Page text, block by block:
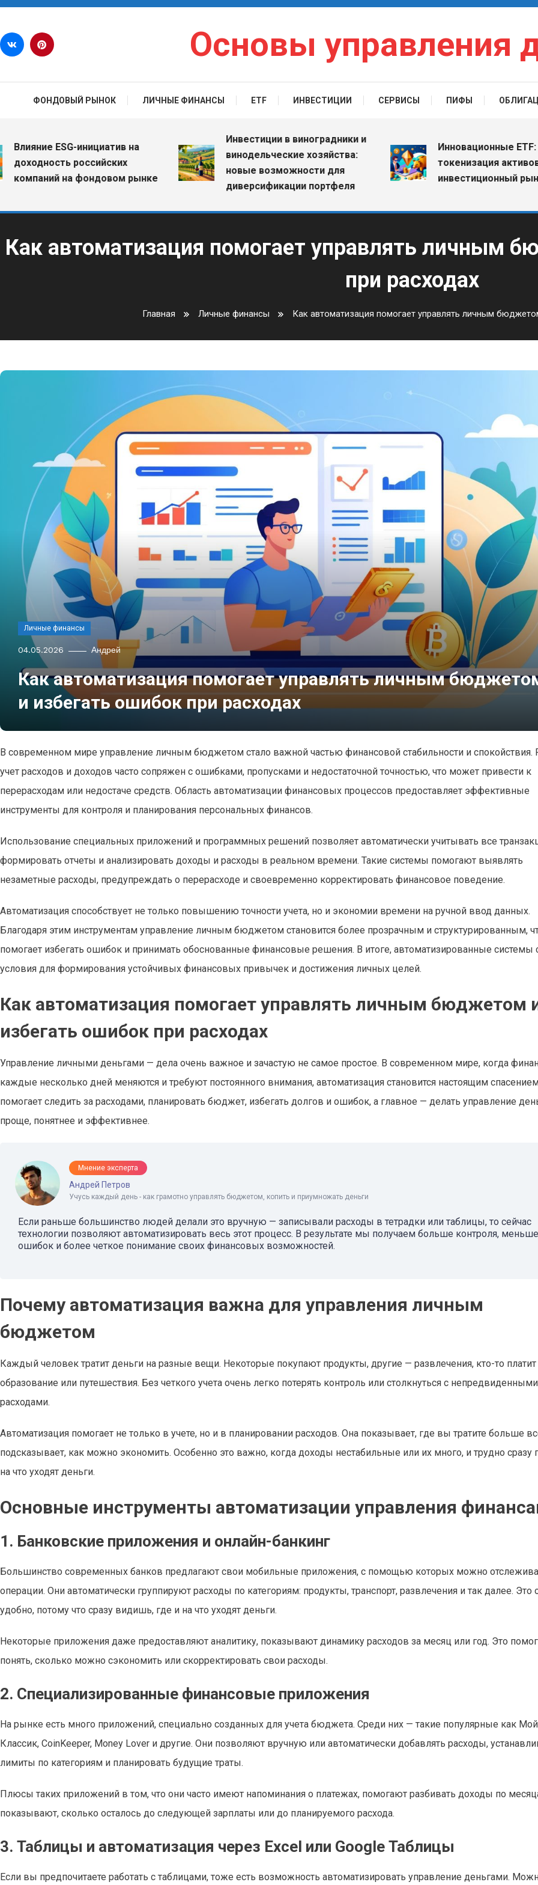
Перейти к содержимому
Основы управления
ФОНДОВЫЙ РЫНОК ЛИЧНЫЕ ФИНАНСЫ ETF ИНВЕСТИЦИИ СЕРВИСЫ ПИФЫ
ESG-инициатив на
российских
на фондовом рынке
Инвестиции в виноградники и
винодельческие хозяйства:
новые возможности для
диверсификации портфеля
Инновационные ETF: как
токенизация активов
инвестиционный рынок
Как автоматизация помогает управлять личным
при расходах
Главная Личные финансы Как автоматизация помогает управлять личным
Личные финансы
04.05.2026 Андрей
Как автоматизация помогает управлять личным
и избегать ошибок при расходах
В современном мире управление личным бюджетом стало важной частью финансовой стабильности и спокойствия.
учет расходов и доходов часто сопряжен с ошибками, пропусками и недостаточной точностью, что может привести к
перерасходам или недостаче средств. Область автоматизации финансовых процессов предоставляет эффективные
инструменты для контроля и планирования персональных финансов.
Использование специальных приложений и программных решений позволяет автоматически учитывать все
формировать отчеты и анализировать доходы и расходы в реальном времени. Такие системы помогают выявлять
незаметные расходы, предупреждать о перерасходе и своевременно корректировать финансовое поведение.
Автоматизация способствует не только повышению точности учета, но и экономии времени на ручной ввод данных.
Благодаря этим инструментам управление личным бюджетом становится более прозрачным и структурированным,
помогает избегать ошибок и принимать обоснованные финансовые решения. В итоге, автоматизированные системы
условия для формирования устойчивых финансовых привычек и достижения личных целей.
Как автоматизация помогает управлять личным бюджетом
избегать ошибок при расходах
Управление личными деньгами — дела очень важное и зачастую не самое простое. В современном мире, когда
каждые несколько дней меняются и требуют постоянного внимания, автоматизация становится настоящим
помогает следить за расходами, планировать бюджет, избегать долгов и ошибок, а главное — делать управление
проще, понятнее и эффективнее.
Мнение эксперта
Андрей Петров
Учусь каждый день - как грамотно управлять бюджетом, копить и приумножать деньги
Если раньше большинство людей делали это вручную — записывали расходы в тетрадки или таблицы, то сейчас
технологии позволяют автоматизировать весь этот процесс. В результате мы получаем больше контроля, меньше
ошибок и более четкое понимание своих финансовых возможностей.
Почему автоматизация важна для управления личным
бюджетом
Каждый человек тратит деньги на разные вещи. Некоторые покупают продукты, другие — развлечения, кто-то платит
образование или путешествия. Без четкого учета очень легко потерять контроль или столкнуться с непредвиденными
расходами.
Автоматизация помогает не только в учете, но и в планировании расходов. Она показывает, где вы тратите больше
подсказывает, как можно экономить. Особенно это важно, когда доходы нестабильные или их много, и трудно сразу
на что уходят деньги.
Основные инструменты автоматизации управления
1. Банковские приложения и онлайн-банкинг
Большинство современных банков предлагают свои мобильные приложения, с помощью которых можно
операции. Они автоматически группируют расходы по категориям: продукты, транспорт, развлечения и так далее. Это
удобно, потому что сразу видишь, где и на что уходят деньги.
Некоторые приложения даже предоставляют аналитику, показывают динамику расходов за месяц или год. Это
понять, сколько можно сэкономить или скорректировать свои расходы.
2. Специализированные финансовые приложения
На рынке есть много приложений, специально созданных для учета бюджета. Среди них — такие популярные как Мой
Классик, CoinKeeper, Money Lover и другие. Они позволяют вручную или автоматически добавлять расходы,
лимиты по категориям и планировать будущие траты.
Плюсы таких приложений в том, что они часто имеют напоминания о платежах, помогают разбивать доходы по
показывают, сколько осталось до следующей зарплаты или до планируемого расхода.
3. Таблицы и автоматизация через Excel или Google Таблицы
Если вы предпочитаете работать с таблицами, тоже есть возможность автоматизировать управление деньгами.